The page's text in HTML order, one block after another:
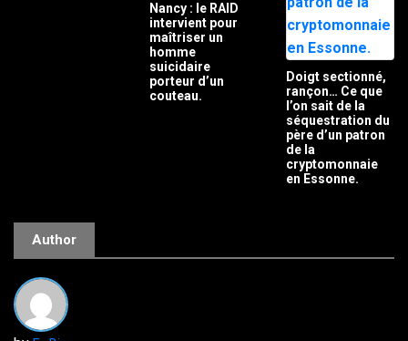
Nancy : le RAID
intervient pour
maîtriser un
homme
suicidaire
porteur d’un
couteau.
Doigt sectionné,
rançon… Ce que
l’on sait de la
séquestration du
père d’un patron
de la
cryptomonnaie
en Essonne.
Author